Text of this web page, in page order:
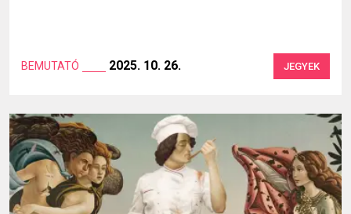
BEMUTATÓ 2025. 10. 26. JEGYEK